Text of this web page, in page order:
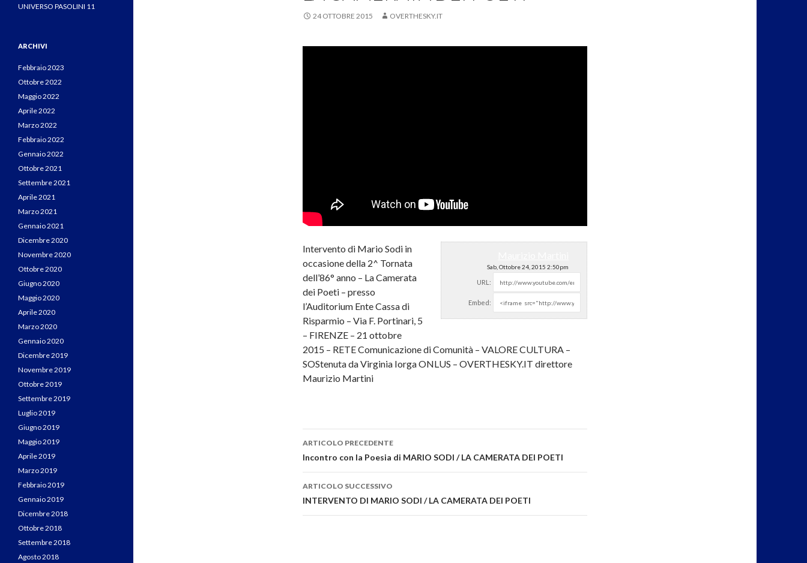
24 OTTOBRE 2015 OVERTHESKY.IT
Sab, Ottobre 24, 2015 2:50pm
URL:
Embed:
Intervento di Mario Sodi in
occasione della 2^ Tornata
dell’86° anno – La Camerata
dei Poeti – presso
l’Auditorium EnteCassa di
Risparmio – Via F. Portinari, 5
– FIRENZE – 21 ottobre
2015 – RETE Comunicazione di Comunità – VALORE CULTURA –
SOStenuta da Virginia Iorga ONLUS – OVERTHESKY.IT direttore
Maurizio Martini
Navigazione articolo
ARTICOLO PRECEDENTE
Incontro con la Poesia di MARIO SODI / LA CAMERATA DEI POETI
ARTICOLO SUCCESSIVO
INTERVENTO DI MARIO SODI / LA CAMERATA DEI POETI
UNIVERSO PASOLINI 11
ARCHIVI
Febbraio 2023
Ottobre 2022
Maggio 2022
Aprile 2022
Marzo 2022
Febbraio 2022
Gennaio 2022
Ottobre 2021
Settembre 2021
Aprile 2021
Marzo 2021
Gennaio 2021
Dicembre 2020
Novembre 2020
Ottobre 2020
Giugno 2020
Maggio 2020
Aprile 2020
Marzo 2020
Gennaio 2020
Dicembre 2019
Novembre 2019
Ottobre 2019
Settembre 2019
Luglio 2019
Giugno 2019
Maggio 2019
Aprile 2019
Marzo 2019
Febbraio 2019
Gennaio 2019
Dicembre 2018
Ottobre 2018
Settembre 2018
Agosto 2018